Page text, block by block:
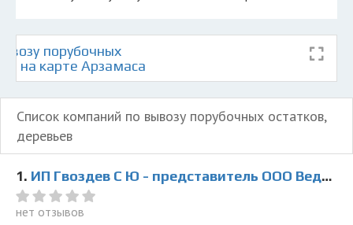
порубочных
на карте Арзамаса
Список компаний по вывозу порубочных остатков,
деревьев
1. ИП Гвоздев С Ю - представитель ООО Ведущая Утилизирующая Компания
нет отзывов